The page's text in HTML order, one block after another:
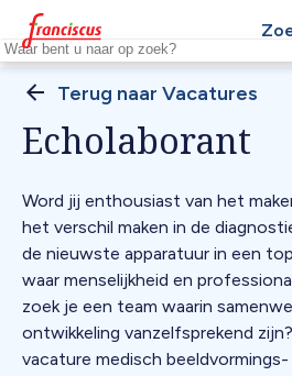
Overslaan
en
naar
gaan
Keywords
Kruimelpad
Vacatures
Echolaborant
Word jij enthousiast van het
het verschil maken in de
de nieuwste apparatuur in een
waar menselijkheid en
zoek je een team waarin
ontwikkeling vanzelfsprekend
vacature medisch beeldvormings-